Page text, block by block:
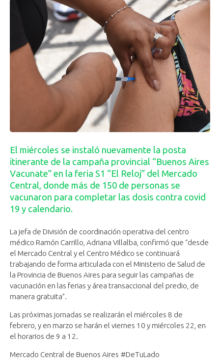
El miércoles se instaló nuevamente la posta
itinerante de la campaña provincial “Buenos Aires
Vacunate” en la feria S1 “El Reloj” del Mercado
Central, donde más de 150 de personas se
vacunaron para completar las dosis contra covid
19 y calendario.
La jefa de División de coordinación operativa del centro
médico Ramón Carrillo, Adriana Villalba, confirmó que “desde
el Mercado Central y el Centro Médico se continuará
trabajando de forma articulada con el Ministerio de Salud de
la Provincia de Buenos Aires para seguir las campañas de
vacunación en las ferias y área transaccional del predio, de
manera gratuita”.
Las próximas jornadas se realizarán el miércoles 8 de
febrero, y en marzo se harán el viernes 10 y miércoles 22, en
el horarios de 9 a 12.
Mercado Central de Buenos Aires #DeTuLado